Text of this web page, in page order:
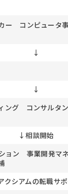
ー コンピュータ事
↓
↓
ング コンサルタン
↓相談開始
ョン 事業開発マネ
クシアムの転職サ